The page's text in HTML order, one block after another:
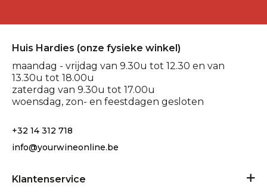
Huis Hardies (onze fysieke winkel)
maandag - vrijdag van 9.30u tot 12.30 en van
13.30u tot 18.00u
zaterdag van 9.30u tot 17.00u
woensdag, zon- en feestdagen gesloten
+32 14 312 718
info@yourwineonline.be
Klantenservice